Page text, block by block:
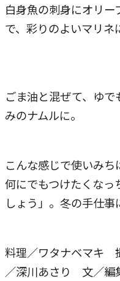
白身魚の刺身にオリ
で、彩りのよいマリネ
ごま油と混ぜて、ゆ
みのナムルに。
こんな感じで使いみち
何にでもつけたくなっ
しょう」。冬の手仕事
料理／ワタナベマキ
／深川あさり 文／編